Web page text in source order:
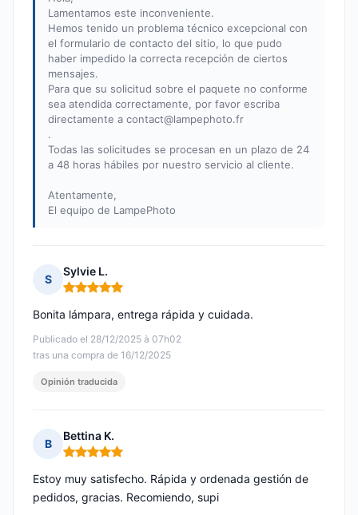
Lamentamos este inconveniente.
Hemos tenido un problema técnico excepcional con
el formulario de contacto del sitio, lo que pudo
haber impedido la correcta recepción de ciertos
mensajes.
Para que su solicitud sobre el paquete no conforme
sea atendida correctamente, por favor escriba
directamente a contact@lampephoto.fr
.
Todas las solicitudes se procesan en un plazo de 24
a 48 horas hábiles por nuestro servicio al cliente.
Atentamente,
El equipo de LampePhoto
S
Sylvie L.
Nota: 5 de 5
Publicado el 28/12/2025 à 07h02
tras una compra de 16/12/2025
Bonita lámpara, entrega rápida y cuidada.
Opinión traducida
B
Bettina K.
Nota: 5 de 5
Estoy muy satisfecho. Rápida y ordenada gestión de
pedidos, gracias. Recomiendo, supi